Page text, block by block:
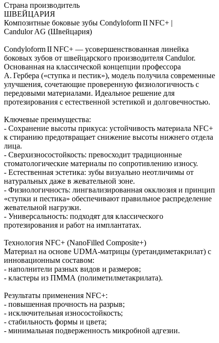
Страна производитель
ШВЕЙЦАРИЯ
Композитные боковые зубы Condyloform II NFC+ |
Candulor AG (Швейцария)
Condyloform II NFC+ — усовершенствованная линейка
боковых зубов от швейцарского производителя Candulor.
Основанная на классической концепции профессора
А. Гербера («ступка и пестик»), модель получила современные
улучшения, сочетающие проверенную физиологичность с
передовыми материалами. Идеальное решение для
протезирования с естественной эстетикой и долговечностью.
Ключевые преимущества:
- Сохранение высоты прикуса: устойчивость материала NFC+
к стиранию предотвращает снижение высоты нижнего отдела
лица.
- Сверхизносостойкость: превосходит традиционные
стоматологические материалы по сопротивлению износу.
- Естественная эстетика: зубы визуально неотличимы от
натуральных даже в жевательной зоне.
- Физиологичность: лингвализированная окклюзия и принцип
«ступки и пестика» обеспечивают правильное распределение
жевательной нагрузки.
- Универсальность: подходят для классического
протезирования и работ на имплантатах.
Технология NFC+ (NanoFilled Composite+)
Материал на основе UDMA‑матрицы (уретандиметакрилат) с
инновационным составом:
- наполнители разных видов и размеров;
- кластеры из ПММА (полиметилметакрилата).
Результаты применения NFC+:
- повышенная прочность на разрыв;
- исключительная износостойкость;
- стабильность формы и цвета;
- минимальная подверженность микробной адгезии.